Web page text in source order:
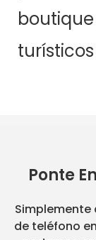
Ponte
Simplemente
de teléfono